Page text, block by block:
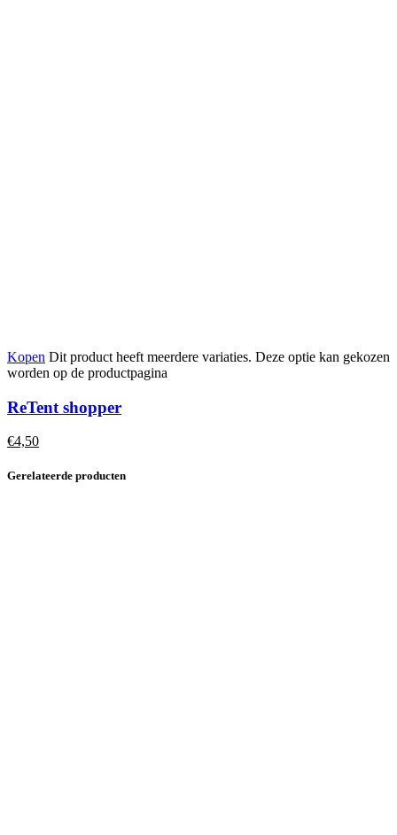
Kopen Dit product heeft meerdere variaties. Deze optie kan gekozen
worden op de productpagina
ReTent shopper
€4,50
Gerelateerde producten